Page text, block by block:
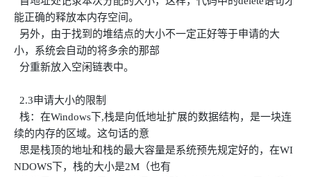
能正确的释放本内存空间。
另外，由于找到的堆结点的大小不一定正好等于申请的大
小，系统会自动的将多余的那部
分重新放入空闲链表中。
2.3申请大小的限制
栈：在Windows下,栈是向低地址扩展的数据结构，是一块连
续的内存的区域。这句话的意
思是栈顶的地址和栈的最大容量是系统预先规定好的，在WI
NDOWS下，栈的大小是2M（也有